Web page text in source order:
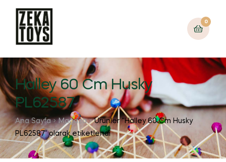
0
Halley 60 Cm Husky
PL62587
Ana Sayfa Mağaza
Ürünler “Halley 60 Cm Husky
PL62587” olarak etiketlendi